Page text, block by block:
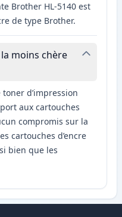
Brother HL-5140 est
de type Brother.
moins chère
toner d’impression
aux cartouches
compromis sur la
cartouches d’encre
bien que les